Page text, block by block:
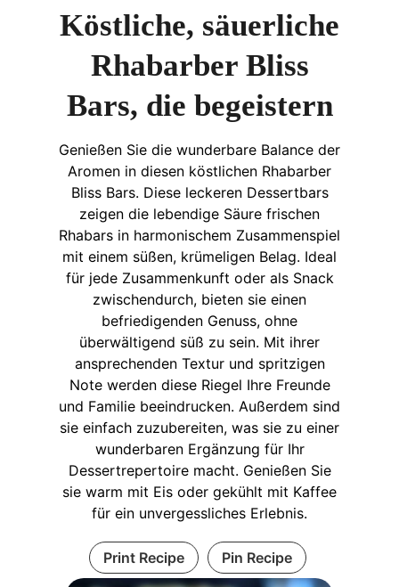
Köstliche, säuerliche
Rhabarber Bliss
Bars, die begeistern
Genießen Sie die wunderbare Balance der
Aromen in diesen köstlichen Rhabarber
Bliss Bars. Diese leckeren Dessertbars
zeigen die lebendige Säure frischen
Rhabars in harmonischem Zusammenspiel
mit einem süßen, krümeligen Belag. Ideal
für jede Zusammenkunft oder als Snack
zwischendurch, bieten sie einen
befriedigenden Genuss, ohne
überwältigend süß zu sein. Mit ihrer
ansprechenden Textur und spritzigen
Note werden diese Riegel Ihre Freunde
und Familie beeindrucken. Außerdem sind
sie einfach zuzubereiten, was sie zu einer
wunderbaren Ergänzung für Ihr
Dessertrepertoire macht. Genießen Sie
sie warm mit Eis oder gekühlt mit Kaffee
für ein unvergessliches Erlebnis.
Print Recipe Pin Recipe